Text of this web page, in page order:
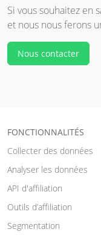
Si vous souhaitez en
et nous nous ferons
Nous contacter
FONCTIONNALITÉS
Collecter des données
Analyser les données
API d'affiliation
Outils d’affiliation
Segmentation